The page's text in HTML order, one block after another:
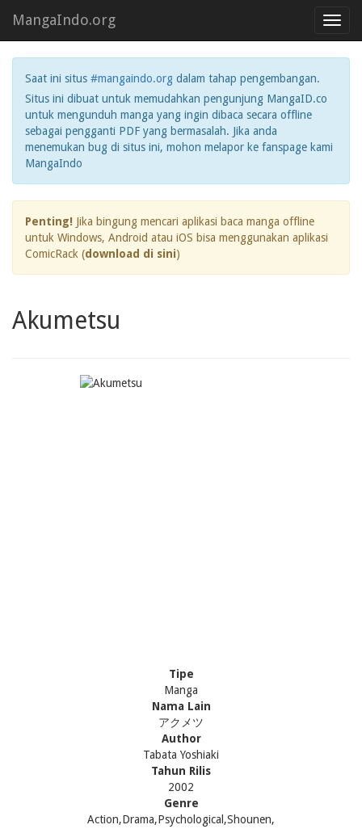
MangaIndo.org
Saat ini situs #mangaindo.org dalam tahap pengembangan.
Situs ini dibuat untuk memudahkan pengunjung MangaID.co
untuk mengunduh manga yang ingin dibaca secara offline
sebagai pengganti PDF yang bermasalah. Jika anda
menemukan bug di situs ini, mohon melapor ke fanspage kami
MangaIndo
Penting! Jika bingung mencari aplikasi baca manga offline
untuk Windows, Android atau iOS bisa menggunakan aplikasi
ComicRack (download di sini)
Akumetsu
Tipe
Manga
Nama Lain
アクメツ
Author
Tabata Yoshiaki
Tahun Rilis
2002
Genre
Action,Drama,Psychological,Shounen,